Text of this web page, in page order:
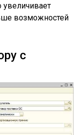
возможностей
с